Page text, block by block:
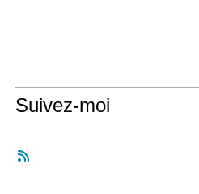
Suivez-moi